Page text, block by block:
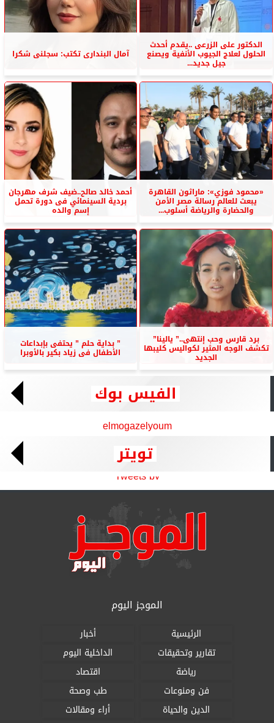
الدكتور على الزرعى ..يقدم أحدث
الحلول لعلاج الجيوب الأنفية ويصنع
جيل جديد...
آمال البندارى تكتب: سجلنى شكرا
«محمود فوزي»: ماراثون القاهرة
يبعث للعالم رسالة مصر الأمن
والحضارة والرياضة أسلوب...
أحمد خالد صالح..ضيف شرف مهرجان
بردية السينمائي فى دورة تحمل
إسم والده
برد قارس وحب إنتهى..” يالينا”
تكشف الوجه المثير لكواليس كليبها
الجديد
” بداية حلم ” يحتفى بإبداعات
الأطفال فى زياد بكير بالأوبرا
الفيس بوك
elmogazelyoum
تويتر
Tweets by
الموجز اليوم
الرئيسية
أخبار
تقارير وتحقيقات
الداخلية اليوم
رياضة
اقتصاد
فن ومنوعات
طب وصحة
الدين والحياة
أراء ومقالات